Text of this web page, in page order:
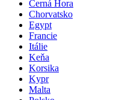
Černá Hora
Chorvatsko
Egypt
Francie
Itálie
Keňa
Korsika
Kypr
Malta